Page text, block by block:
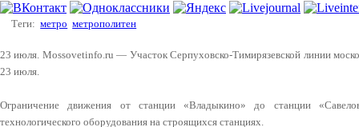
Теги: метро метрополитен
23 июля. Mossovetinfo.ru — Участок Серпуховско-Тимирязевской линии
23 июля.
Ограничение движения от станции «Владыкино» до станции
технологического оборудования на строящихся станциях.